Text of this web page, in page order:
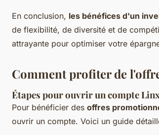
En conclusion, les bénéfices d'un
de flexibilité, de diversité et de
attrayante pour optimiser votre
Comment profiter de
Étapes pour ouvrir un compte
Pour bénéficier des offres
ouvrir un compte. Voici un guide